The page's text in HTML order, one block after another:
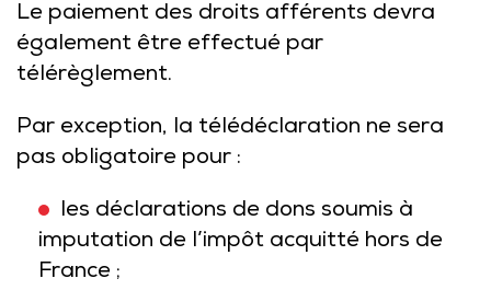
Le paiement des droits afférents devra
également être effectué par
télérèglement.
Par exception, la télédéclaration ne sera
pas obligatoire pour :
les déclarations de dons soumis à
imputation de l’impôt acquitté hors de
France ;